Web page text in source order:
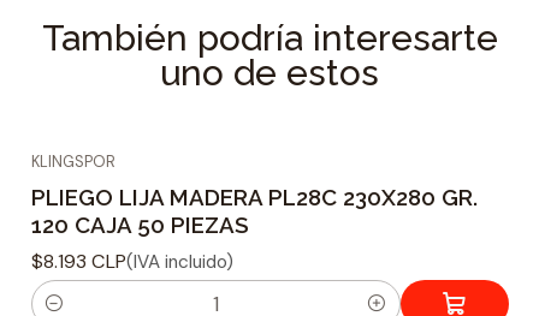
También podría interesarte
uno de estos
KLINGSPOR
PLIEGO LIJA MADERA PL28C 230X280 GR.
120 CAJA 50 PIEZAS
$8.193 CLP(IVA incluido)